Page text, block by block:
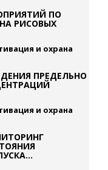
ПО
РИСОВЫХ
и охрана
ПРЕДЕЛЬНО
и охрана